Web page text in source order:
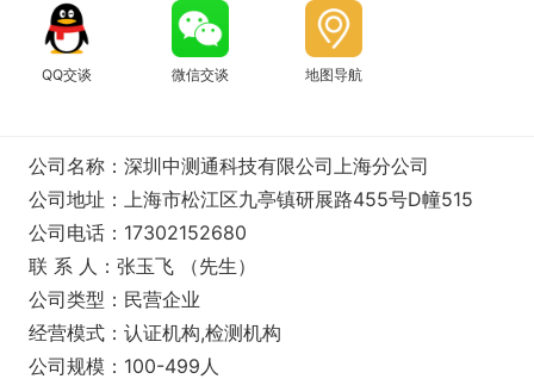
QQ交谈 微信交谈 地图导航
公司名称：深圳中测通科技有限公司上海分公司
公司地址：上海市松江区九亭镇研展路455号D幢515
公司电话：17302152680
联 系 人：张玉飞 （先生）
公司类型：民营企业
经营模式：认证机构,检测机构
公司规模：100-499人